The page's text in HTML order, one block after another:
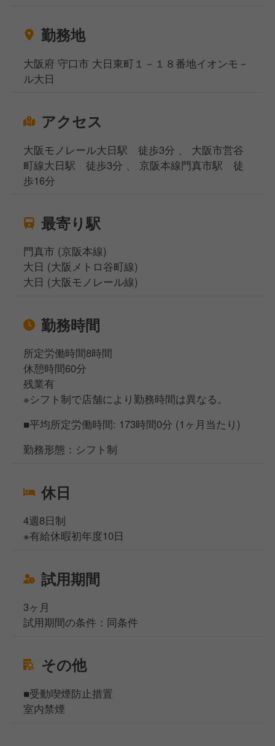
勤務地
大阪府 守口市 大日東町１－１８番地イオンモ－
ル大日
アクセス
大阪モノレール大日駅 徒歩3分 、 大阪市営谷
町線大日駅 徒歩3分 、 京阪本線門真市駅 徒
歩16分
最寄り駅
門真市 (京阪本線)
大日 (大阪メトロ谷町線)
大日 (大阪モノレール線)
勤務時間
所定労働時間8時間
休憩時間60分
残業有
※シフト制で店舗により勤務時間は異なる。
■平均所定労働時間: 173時間0分 (1ヶ月当たり)
勤務形態：シフト制
休日
4週8日制
※有給休暇初年度10日
試用期間
3ヶ月
試用期間の条件：同条件
その他
■受動喫煙防止措置
室内禁煙